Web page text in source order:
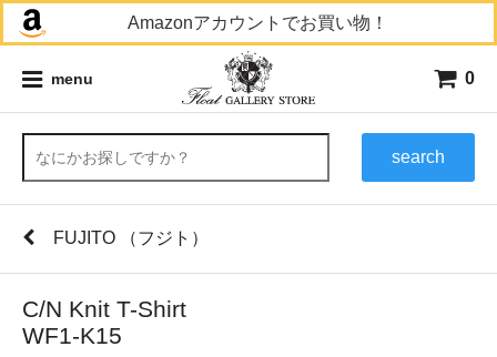
Amazonアカウントでお買い物！
menu 0
search
FUJITO （フジト）
C/N Knit T-Shirt
WF1-K15